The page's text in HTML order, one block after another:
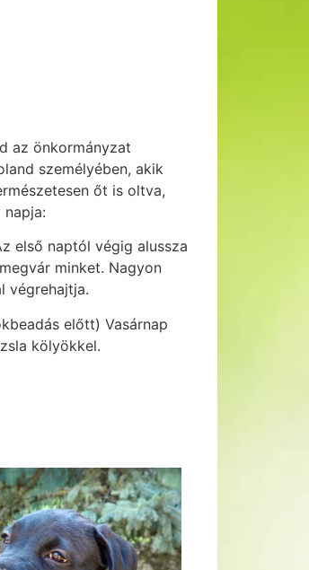
az önkormányzat
személyében, akik
őt is oltva,
első naptól végig alussza
minket. Nagyon
végrehajtja.
előtt) Vasárnap
kölyökkel.